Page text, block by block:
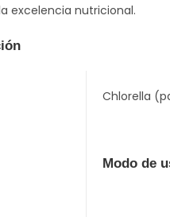
excelencia nutricional.
Chlorella
Modo de